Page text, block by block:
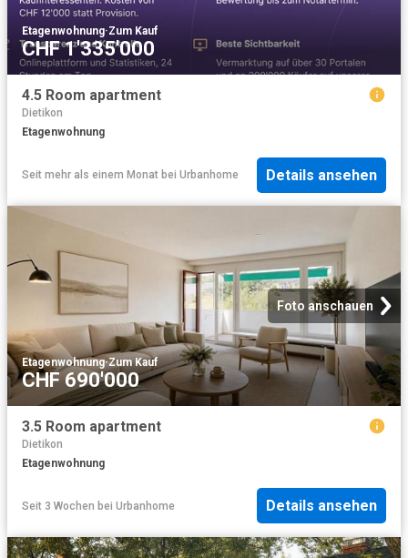
Etagenwohnung·Zum Kauf
CHF 1'335'000
4.5 Room apartment
Dietikon
Etagenwohnung
Seit mehr als einem Monat bei Urbanhome Details ansehen
Foto anschauen
Etagenwohnung·Zum Kauf
CHF 690'000
3.5 Room apartment
Dietikon
Etagenwohnung
Seit 3 Wochen bei Urbanhome Details ansehen